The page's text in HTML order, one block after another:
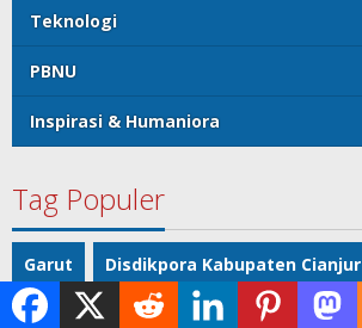
Teknologi
PBNU
Inspirasi & Humaniora
Tag Populer
Garut Disdikpora Kabupaten Cianjur
BAZNAS Kabupaten Cianjur Sport